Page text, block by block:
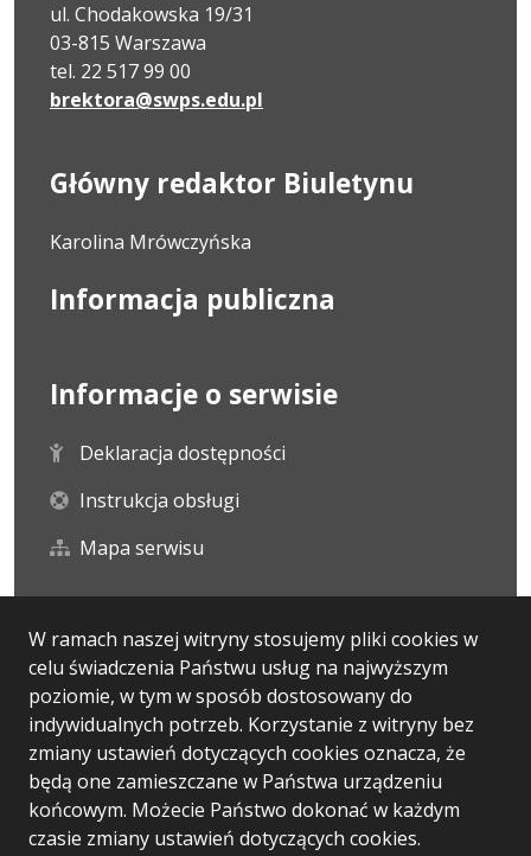
W ramach naszej witryny stosujemy pliki cookies w
celu świadczenia Państwu usług na najwyższym
poziomie, w tym w sposób dostosowany do
indywidualnych potrzeb. Korzystanie z witryny bez
zmiany ustawień dotyczących cookies oznacza, że
będą one zamieszczane w Państwa urządzeniu
końcowym. Możecie Państwo dokonać w każdym
czasie zmiany ustawień dotyczących cookies.
ul. Chodakowska 19/31
03-815 Warszawa
tel. 22 517 99 00
brektora@swps.edu.pl
Główny redaktor Biuletynu
Karolina Mrówczyńska
Informacja publiczna
Informacje o serwisie
Deklaracja dostępności
Instrukcja obsługi
Mapa serwisu
Statystyka i dane osobowe
Statystyki oglądalności
Ostatnio dodane
Wersja systemu: 5.7.0 [13]